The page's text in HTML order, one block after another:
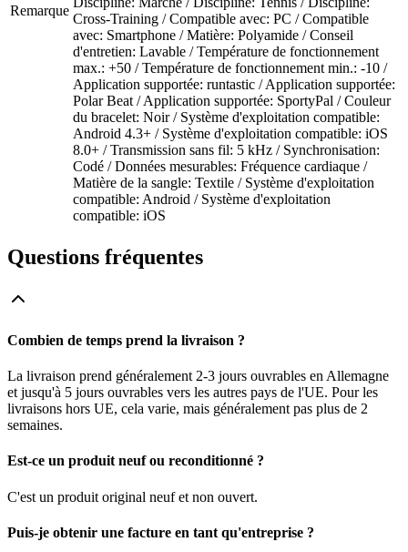
Remarque
Cross-Training / Compatible avec: PC / Compatible
avec: Smartphone / Matière: Polyamide / Conseil
d'entretien: Lavable / Température de fonctionnement
max.: +50 / Température de fonctionnement min.: -10 /
Application supportée: runtastic / Application supportée:
Polar Beat / Application supportée: SportyPal / Couleur
du bracelet: Noir / Système d'exploitation compatible:
Android 4.3+ / Système d'exploitation compatible: iOS
8.0+ / Transmission sans fil: 5 kHz / Synchronisation:
Codé / Données mesurables: Fréquence cardiaque /
Matière de la sangle: Textile / Système d'exploitation
compatible: Android / Système d'exploitation
compatible: iOS
Questions fréquentes
Combien de temps prend la livraison ?
La livraison prend généralement 2-3 jours ouvrables en Allemagne
et jusqu'à 5 jours ouvrables vers les autres pays de l'UE. Pour les
livraisons hors UE, cela varie, mais généralement pas plus de 2
semaines.
Est-ce un produit neuf ou reconditionné ?
C'est un produit original neuf et non ouvert.
Puis-je obtenir une facture en tant qu'entreprise ?